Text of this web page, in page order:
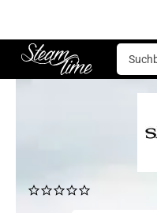
Steam time
E-Zigarette Podsysteme